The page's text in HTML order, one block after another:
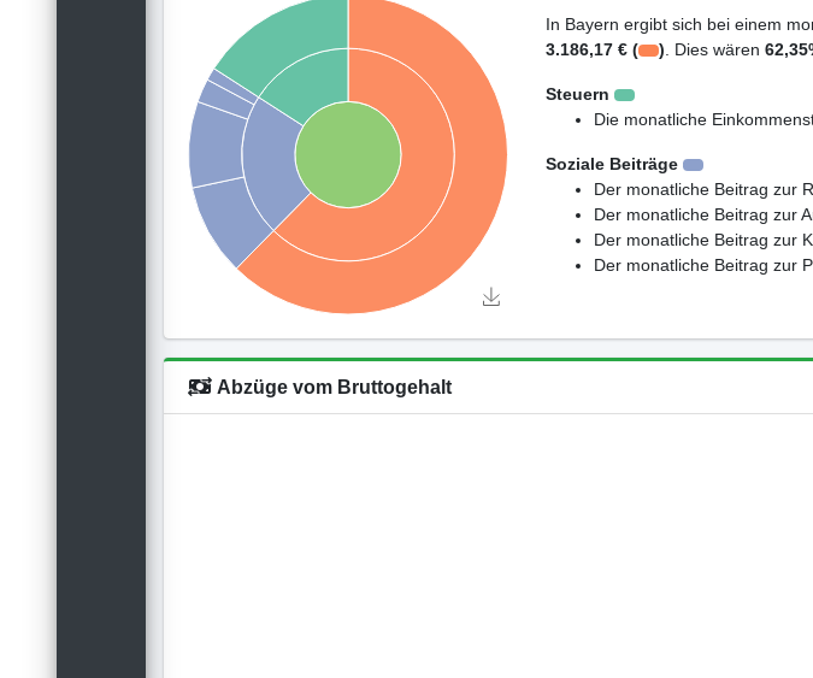
In Bayern ergibt sich bei einem
3.186,17 € (
) . Dies wären
Steuern
Die monatliche
Soziale Beiträge
Der monatliche Beitrag zur
Der monatliche Beitrag zur
Der monatliche Beitrag zur
Der monatliche Beitrag zur
Abzüge vom Bruttogehalt